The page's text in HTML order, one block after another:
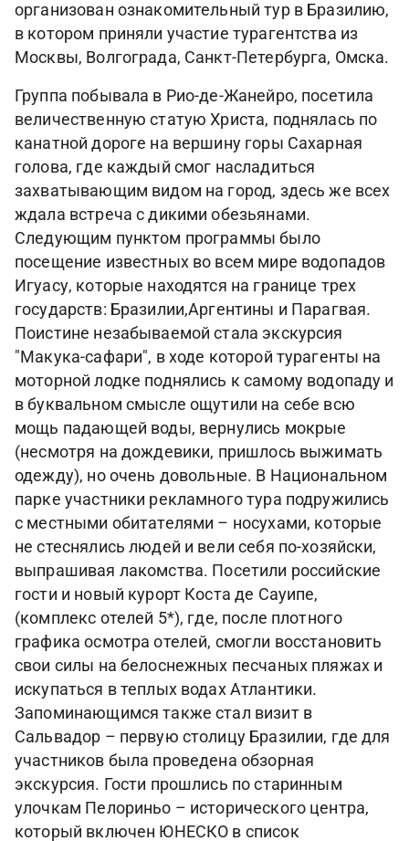
организован ознакомительный тур в Бразилию,
в котором приняли участие турагентства из
Москвы, Волгограда, Санкт-Петербурга, Омска.
Группа побывала в Рио-де-Жанейро, посетила
величественную статую Христа, поднялась по
канатной дороге на вершину горы Сахарная
голова, где каждый смог насладиться
захватывающим видом на город, здесь же всех
ждала встреча с дикими обезьянами.
Следующим пунктом программы было
посещение известных во всем мире водопадов
Игуасу, которые находятся на границе трех
государств: Бразилии,Аргентины и Парагвая.
Поистине незабываемой стала экскурсия
"Макука-сафари", в ходе которой турагенты на
моторной лодке поднялись к самому водопаду и
в буквальном смысле ощутили на себе всю
мощь падающей воды, вернулись мокрые
(несмотря на дождевики, пришлось выжимать
одежду), но очень довольные. В Национальном
парке участники рекламного тура подружились
с местными обитателями – носухами, которые
не стеснялись людей и вели себя по-хозяйски,
выпрашивая лакомства. Посетили российские
гости и новый курорт Коста де Сауипе,
(комплекс отелей 5*), где, после плотного
графика осмотра отелей, смогли восстановить
свои силы на белоснежных песчаных пляжах и
искупаться в теплых водах Атлантики.
Запоминающимся также стал визит в
Сальвадор – первую столицу Бразилии, где для
участников была проведена обзорная
экскурсия. Гости прошлись по старинным
улочкам Пелориньо – исторического центра,
который включен ЮНЕСКО в список